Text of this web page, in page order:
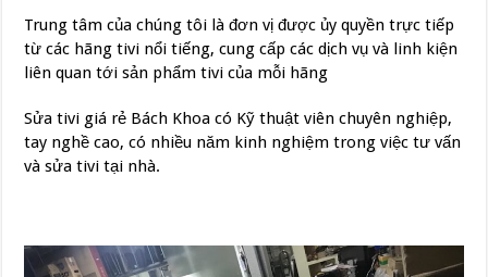
Trung tâm của chúng tôi là đơn vị được ủy quyền trực tiếp
từ các hãng tivi nổi tiếng, cung cấp các dịch vụ và linh kiện
liên quan tới sản phẩm tivi của mỗi hãng
Sửa tivi giá rẻ Bách Khoa có Kỹ thuật viên chuyên nghiệp,
tay nghề cao, có nhiều năm kinh nghiệm trong việc tư vấn
và sửa tivi tại nhà.